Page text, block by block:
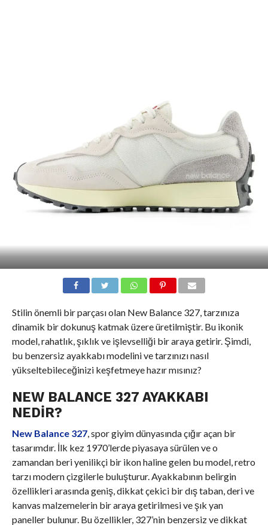
Stilin önemli bir parçası olan New Balance 327, tarzınıza
dinamik bir dokunuş katmak üzere üretilmiştir. Bu ikonik
model, rahatlık, şıklık ve işlevselliği bir araya getirir. Şimdi,
bu benzersiz ayakkabı modelini ve tarzınızı nasıl
yükseltebileceğinizi keşfetmeye hazır mısınız?
NEW BALANCE 327 AYAKKABI
NEDIR?
New Balance 327, spor giyim dünyasında çığır açan bir
tasarımdır. İlk kez 1970’lerde piyasaya sürülen ve o
zamandan beri yenilikçi bir ikon haline gelen bu model, retro
tarzı modern çizgilerle buluşturur. Ayakkabının belirgin
özellikleri arasında geniş, dikkat çekici bir dış taban, deri ve
kanvas malzemelerin bir araya getirilmesi ve şık yan
paneller bulunur. Bu özellikler, 327’nin benzersiz ve dikkat